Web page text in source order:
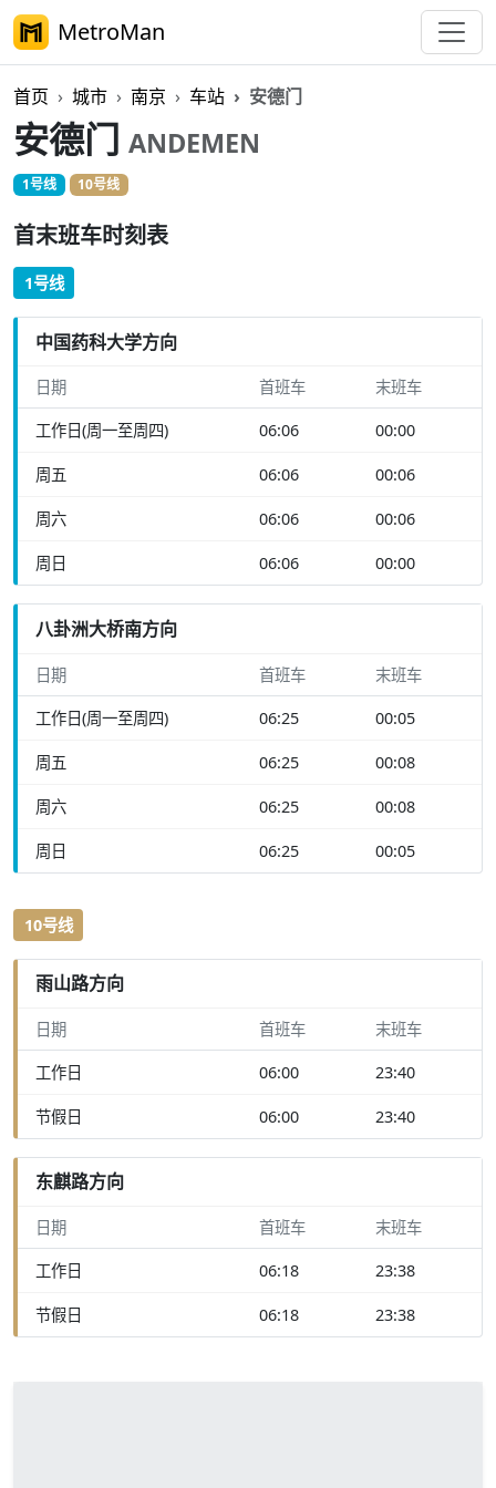
MetroMan
首页 城市 南京 车站 安德门
安德门 ANDEMEN
1号线 10号线
首末班车时刻表
1号线
中国药科大学方向
日期 首班车 末班车
工作日(周一至周四) 06:06 00:00
周五 06:06 00:06
周六 06:06 00:06
周日 06:06 00:00
八卦洲大桥南方向
日期 首班车 末班车
工作日(周一至周四) 06:25 00:05
周五 06:25 00:08
周六 06:25 00:08
周日 06:25 00:05
10号线
雨山路方向
日期 首班车 末班车
工作日 06:00 23:40
节假日 06:00 23:40
东麒路方向
日期 首班车 末班车
工作日 06:18 23:38
节假日 06:18 23:38